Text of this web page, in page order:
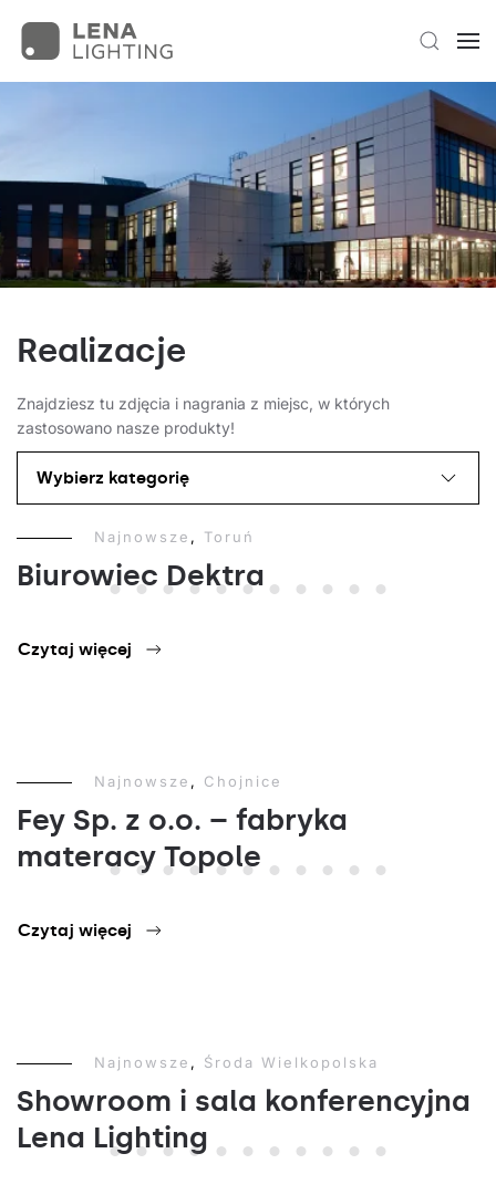
Realizacje
Znajdziesz tu zdjęcia i nagrania z miejsc, w których
zastosowano nasze produkty!
Wybierz kategorię
Najnowsze , Toruń
Biurowiec Dektra
Czytaj więcej
Najnowsze , Chojnice
Fey Sp. z o.o. – fabryka
materacy Topole
Czytaj więcej
Najnowsze , Środa Wielkopolska
Showroom i sala konferencyjna
Lena Lighting